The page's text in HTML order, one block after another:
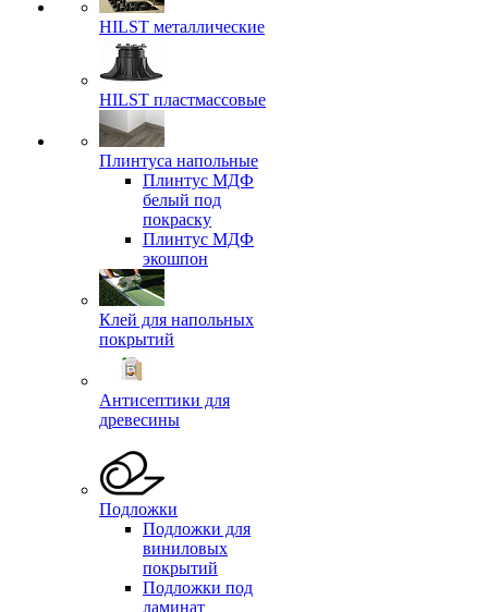
HILST металлические
HILST пластмассовые
Плинтуса напольные
Плинтус МДФ
белый под
покраску
Плинтус МДФ
экошпон
Клей для напольных
покрытий
Антисептики для
древесины
Подложки
Подложки для
виниловых
покрытий
Подложки под
ламинат